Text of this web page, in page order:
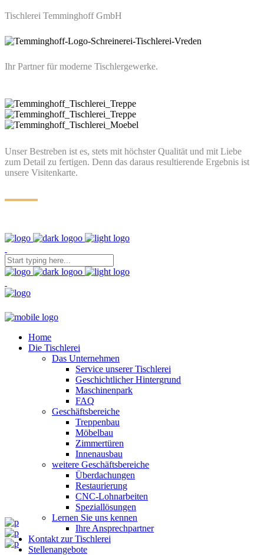
Tischlerei Temminghoff GmbH
Ihr Partner für moderne Tischlergewerke.
Unser Bestreben ist es, stets mit höchster Qualität und mit Liebe
zum Detail zu fertigen. Denn das daraus resultierende Ergebnis ist
unsere Visitenkarte.
Home
Die Tischlerei
Das Unternehmen
Service unserer Tischlerei
Geschichtlicher Hintergrund
Maschinenpark
FAQ
Geschäftsbereiche
Treppenbau
Möbelbau
Zimmertüren
Innenausbau
weitere Geschäftsbereiche
Überdachungen
Restaurierung
CNC-Lohnarbeiten
Speziallösungen
Lernen Sie uns kennen
Ihre Ansprechpartner
Kontakt zur Tischlerei
Stellenangebote